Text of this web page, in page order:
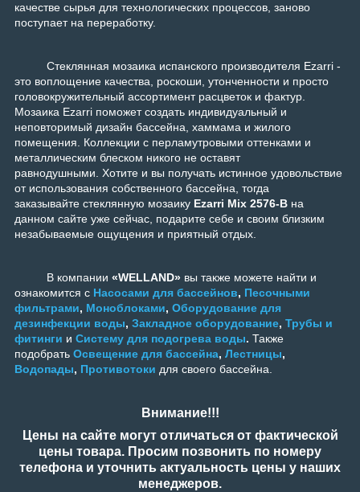
качестве сырья для технологических процессов, заново
поступает на переработку.
Стеклянная мозаика испанского производителя Ezarri -
это воплощение качества, роскоши, утонченности и просто
головокружительный ассортимент расцветок и фактур.
Мозаика Ezarri поможет создать индивидуальный и
неповторимый дизайн бассейна, хаммама и жилого
помещения. Коллекции с перламутровыми оттенками и
металлическим блеском никого не оставят
равнодушными. Хотите и вы получать истинное удовольствие
от использования собственного бассейна, тогда
заказывайте стеклянную мозаику Ezarri Mix 2576-B на
данном сайте уже сейчас, подарите себе и своим близким
незабываемые ощущения и приятный отдых.
В компании «WELLAND» вы также можете найти и
ознакомится с Насосами для бассейнов, Песочными
фильтрами, Моноблоками, Оборудование для
дезинфекции воды, Закладное оборудование, Трубы и
фитинги и Систему для подогрева воды. Также
подобрать Освещение для бассейна, Лестницы,
Водопады, Противотоки для своего бассейна.
Внимание!!!
Цены на сайте могут отличаться от фактической
цены товара. Просим позвонить по номеру
телефона и уточнить актуальность цены у наших
менеджеров.